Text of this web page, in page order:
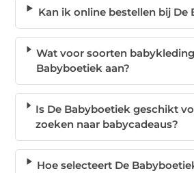
Kan ik online bestellen bij De
Wat voor soorten
Babyboetiek aan?
Is De Babyboetiek geschikt
zoeken naar babycadeaus?
Hoe selecteert De